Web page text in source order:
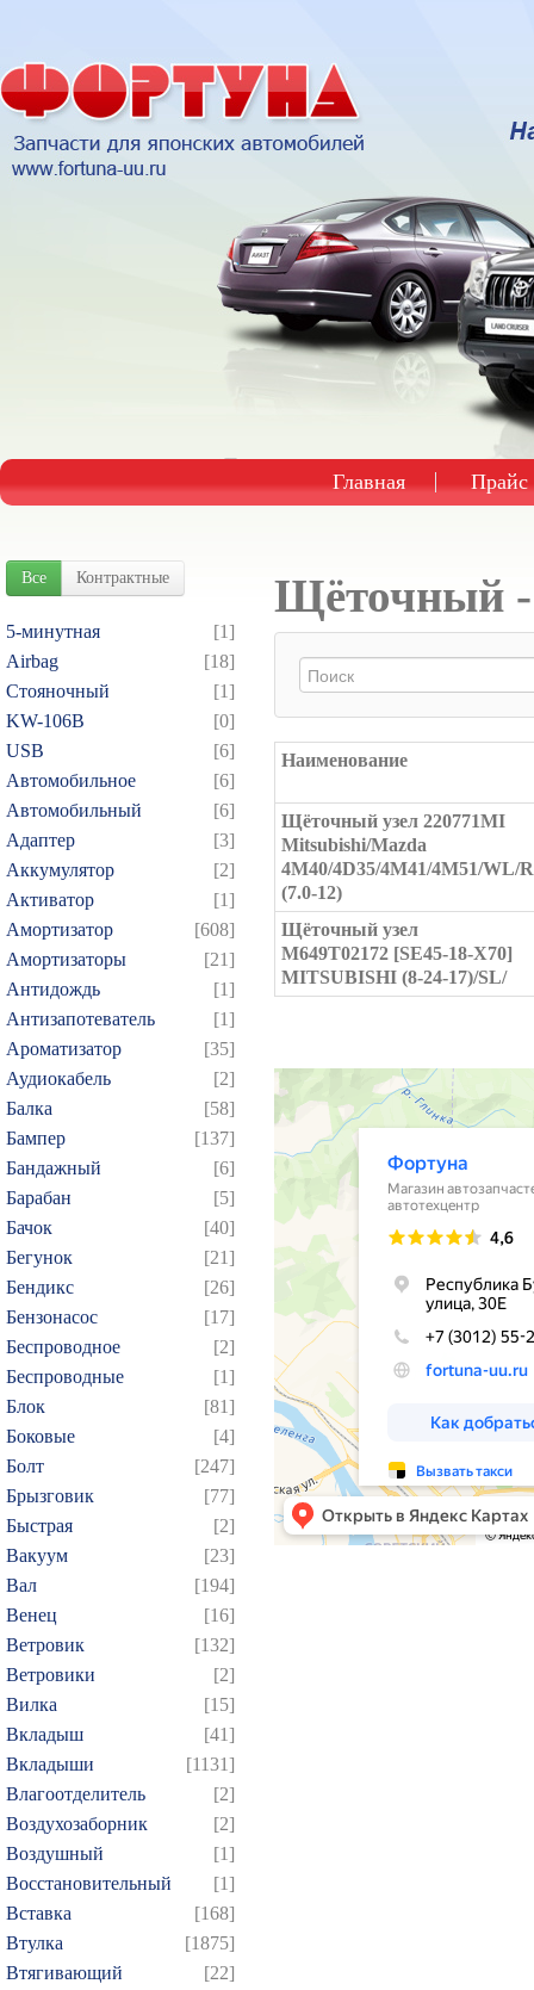
Главная Прайс
Все Контрактные
5-минутная
[1]
Airbag
[18]
Cтояночный
[1]
KW-106B
[0]
USB
[6]
Автомобильное
[6]
Автомобильный
[6]
Адаптер
[3]
Аккумулятор
[2]
Активатор
[1]
Амортизатор
[608]
Амортизаторы
[21]
Антидождь
[1]
Антизапотеватель
[1]
Ароматизатор
[35]
Аудиокабель
[2]
Балка
[58]
Бампер
[137]
Бандажный
[6]
Барабан
[5]
Бачок
[40]
Бегунок
[21]
Бендикс
[26]
Бензонасос
[17]
Беспроводное
[2]
Беспроводные
[1]
Блок
[81]
Боковые
[4]
Болт
[247]
Брызговик
[77]
Быстрая
[2]
Вакуум
[23]
Вал
[194]
Венец
[16]
Ветровик
[132]
Ветровики
[2]
Вилка
[15]
Вкладыш
[41]
Вкладыши
[1131]
Влагоотделитель
[2]
Воздухозаборник
[2]
Воздушный
[1]
Восстановительный
[1]
Вставка
[168]
Втулка
[1875]
Втягивающий
[22]
Щёточный -
Наименование
Щёточный узел 220771MI
Mitsubishi/Mazda
4M40/4D35/4M41/4M51/WL/
(7.0-12)
Щёточный узел
M649T02172 [SE45-18-X70]
MITSUBISHI (8-24-17)/SL/